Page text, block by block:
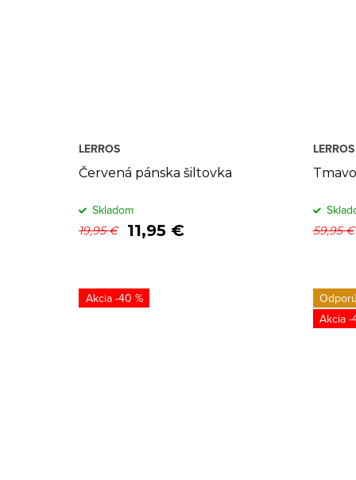
Červená pánska šiltovka
LERROS
19,95 € 11,95 €
Skladom
LERROS
59,95 €
-40 %
-